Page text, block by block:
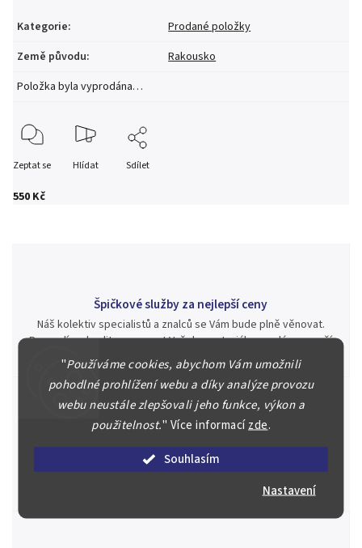
"Používáme cookies, abychom Vám umožnili
pohodlné prohlížení webu a díky analýze provozu
webu neustále zlepšovali jeho funkce, výkon a
použitelnost." Více informacízde.
Souhlasím
Nastavení
550 Kč
Kategorie:
Prodané položky
Země původu:
Rakousko
Položka byla vyprodána…
Zeptat se Hlídat Sdílet
Špičkové služby za nejlepší ceny
Náš kolektiv specialistů a znalců se Vám bude plně věnovat.
Posoudíme kvalitu a pravost Vašeho materiálu, prodáme v naší
aukci nebo Vám poradíme kam investovat.
Během té doby jsme v našich aukcích prodali významné sbírky i
jednotlivé kusy unikátních mincí, bankovek, řádů a vyznamenání